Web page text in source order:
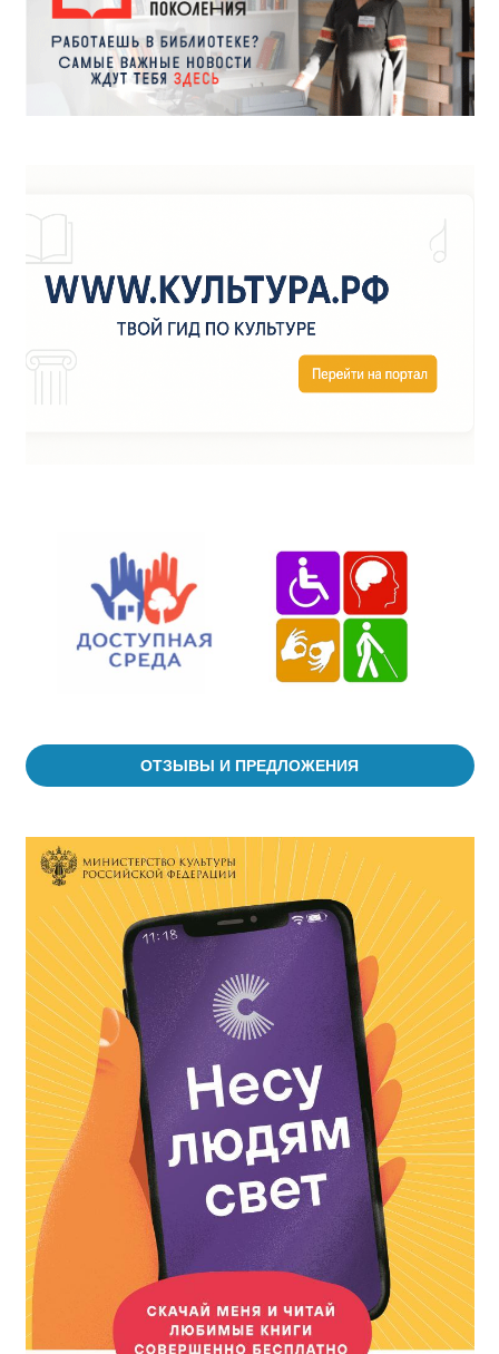
ОТЗЫВЫ И ПРЕДЛОЖЕНИЯ